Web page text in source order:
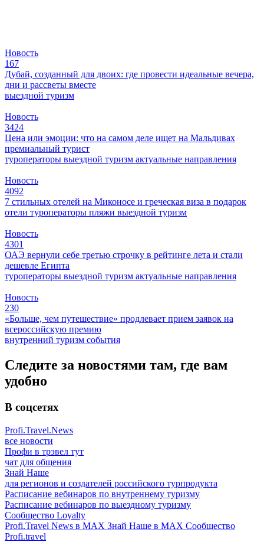
Новость
167
Дубай, созданный для двоих: где провести идеальные вечера,
дни и рассветы вместе
выездной туризм
Новость
3424
Цена или эмоции: что на самом деле ищет на Мальдивах
премиальный турист
туроператоры выездной туризм актуальные направления
Новость
4092
7 стильных отелей на Миконосе и греческая виза в подарок
отели туроператоры пляжи выездной туризм
Новость
4301
ОАЭ вернули себе третью строчку в рейтинге лета и стали
дешевле Египта
туроператоры выездной туризм актуальные направления
Новость
230
«Больше, чем путешествие» продлевает прием заявок на
всероссийскую премию
внутренний туризм события
Следите за новостями там, где вам
удобно
В соцсетях
Profi.Travel.News
все новости
Профи в трэвел тут
чат для общения
Знай Наше
для регионов и создателей российского турпродукта
Расписание вебинаров по внутреннему туризму
Расписание вебинаров по выездному туризму
Сообщество Loyalty
Profi.Travel News в MAX Знай Наше в MAX Сообщество
Profi.travel